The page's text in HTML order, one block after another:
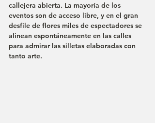
callejera abierta. La mayoría de los
eventos son de acceso libre, y en el gran
desfile de flores miles de espectadores se
alinean espontáneamente en las calles
para admirar las silletas elaboradas con
tanto arte.